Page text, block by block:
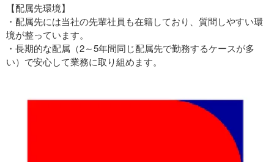
【配属先環境】
・配属先には当社の先輩社員も在籍しており、質問しやすい環
境が整っています。
・長期的な配属（2～5年間同じ配属先で勤務するケースが多
い）で安心して業務に取り組めます。